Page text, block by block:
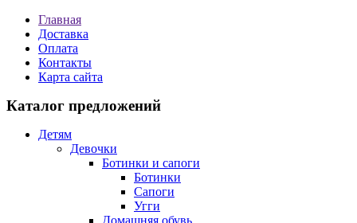
Главная
Доставка
Оплата
Контакты
Карта сайта
Каталог предложений
Детям
Девочки
Ботинки и сапоги
Ботинки
Сапоги
Угги
Домашняя обувь